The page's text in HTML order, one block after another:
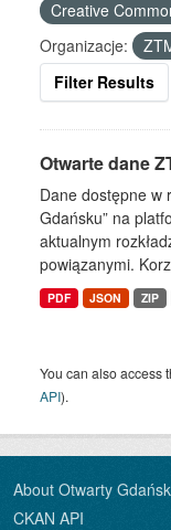
Creative
Organizacje:
Filter Results
Otwarte dane
Dane dostępne w
Gdańsku” na
aktualnym
powiązanymi.
PDF JSON ZIP
You can also access
API).
About Otwarty Gdańsk
CKAN API